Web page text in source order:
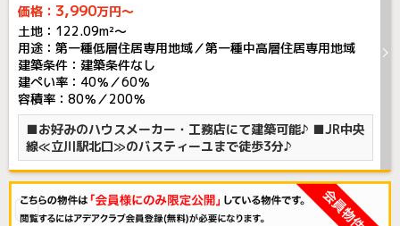
価格： 3,990万円～
土地：122.09m²〜
用途：第一種低層住居専用地域／第一種中高層住居専用地域
建築条件： 建築条件なし
建ぺい率：40％／60％
容積率：80％／200％
■お好みのハウスメーカー・工務店にて建築可能♪ ■JR中央
線≪立川駅北口≫のバスティーユまで徒歩3分♪